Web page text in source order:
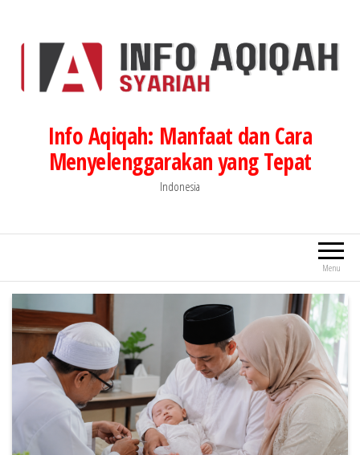
Info Aqiqah: Manfaat dan Cara
Menyelenggarakan yang Tepat
Indonesia
Menu